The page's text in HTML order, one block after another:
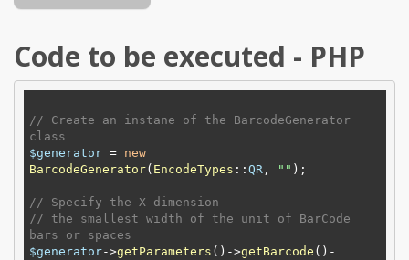
Code to be executed - PHP
// Create an instane of the BarcodeGenerator
class
$generator = new
BarcodeGenerator( EncodeTypes :: QR , " " );
// Specify the X-dimension
// the smallest width of the unit of BarCode
bars or spaces
$generator->getParameters ()->getBarcode ()-